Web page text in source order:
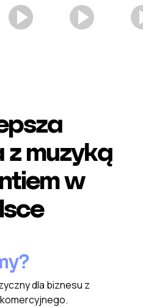
dla biznesu z
muzyką
w